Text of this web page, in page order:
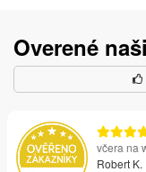
Overené
včera na
Robert K.